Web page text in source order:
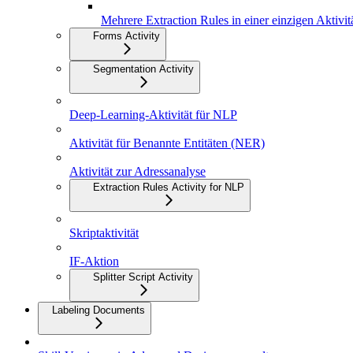
Mehrere Extraction Rules in einer einzigen
Forms Activity
Segmentation Activity
Deep-Learning-Aktivität für NLP
Aktivität für Benannte Entitäten (NER)
Aktivität zur Adressanalyse
Extraction Rules Activity for NLP
Skriptaktivität
IF-Aktion
Splitter Script Activity
Labeling Documents